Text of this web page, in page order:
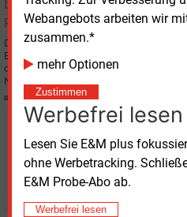
Webangebots arbeiten wir
zusammen.*
mehr Optionen
Zustimmen
Werbefrei lesen
Lesen Sie E&M plus
ohne Werbetracking.
E&M Probe-Abo ab.
Werbefrei lesen
Der italienische Stromkonzern Enel
Electricité de France (EdF) haben eine
der sich die Italiener an dem von EdF
Normandie beteiligen werden.
Möchten
weitere